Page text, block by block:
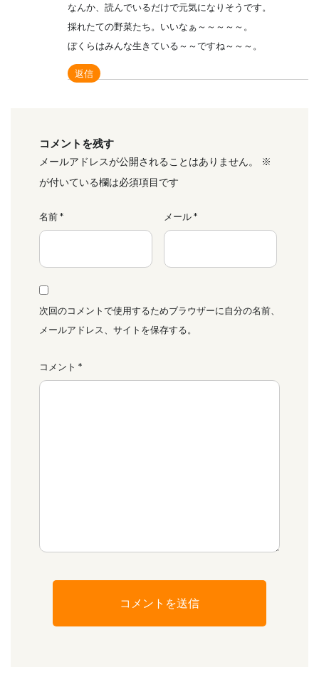
なんか、読んでいるだけで元気になりそうです。
採れたての野菜たち。いいなぁ～～～～～。
ぼくらはみんな生きている～～ですね～～～。
返信
コメントを残す
メールアドレスが公開されることはありません。
※
が付いている欄は必須項目です
名前* メール*
次回のコメントで使用するためブラウザーに自分の名前、
メールアドレス、サイトを保存する。
コメント *